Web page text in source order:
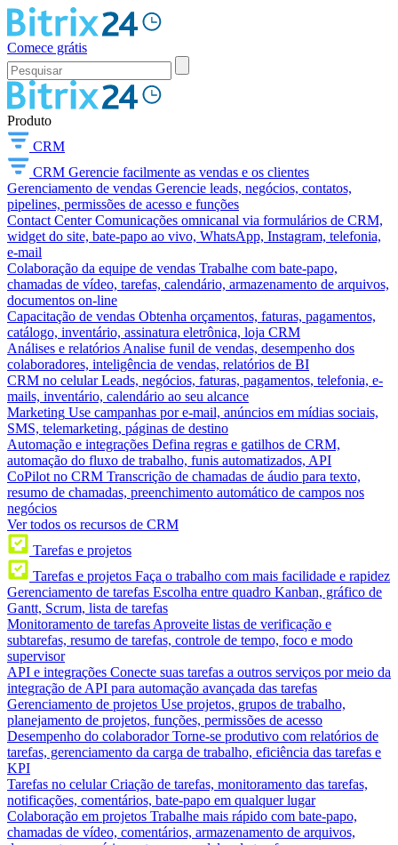
Comece grátis
Produto
CRM
CRM Gerencie facilmente as vendas e os clientes
Gerenciamento de vendas Gerencie leads, negócios, contatos,
pipelines, permissões de acesso e funções
Contact Center Comunicações omnicanal via formulários de CRM,
widget do site, bate-papo ao vivo, WhatsApp, Instagram, telefonia,
e-mail
Colaboração da equipe de vendas Trabalhe com bate-papo,
chamadas de vídeo, tarefas, calendário, armazenamento de arquivos,
documentos on-line
Capacitação de vendas Obtenha orçamentos, faturas, pagamentos,
catálogo, inventário, assinatura eletrônica, loja CRM
Análises e relatórios Analise funil de vendas, desempenho dos
colaboradores, inteligência de vendas, relatórios de BI
CRM no celular Leads, negócios, faturas, pagamentos, telefonia, e-
mails, inventário, calendário ao seu alcance
Marketing Use campanhas por e-mail, anúncios em mídias sociais,
SMS, telemarketing, páginas de destino
Automação e integrações Defina regras e gatilhos de CRM,
automação do fluxo de trabalho, funis automatizados, API
CoPilot no CRM Transcrição de chamadas de áudio para texto,
resumo de chamadas, preenchimento automático de campos nos
negócios
Ver todos os recursos de CRM
Tarefas e projetos
Tarefas e projetos Faça o trabalho com mais facilidade e rapidez
Gerenciamento de tarefas Escolha entre quadro Kanban, gráfico de
Gantt, Scrum, lista de tarefas
Monitoramento de tarefas Aproveite listas de verificação e
subtarefas, resumo de tarefas, controle de tempo, foco e modo
supervisor
API e integrações Conecte suas tarefas a outros serviços por meio da
integração de API para automação avançada das tarefas
Gerenciamento de projetos Use projetos, grupos de trabalho,
planejamento de projetos, funções, permissões de acesso
Desempenho do colaborador Torne-se produtivo com relatórios de
tarefas, gerenciamento da carga de trabalho, eficiência das tarefas e
KPI
Tarefas no celular Criação de tarefas, monitoramento das tarefas,
notificações, comentários, bate-papo em qualquer lugar
Colaboração em projetos Trabalhe mais rápido com bate-papo,
chamadas de vídeo, comentários, armazenamento de arquivos,